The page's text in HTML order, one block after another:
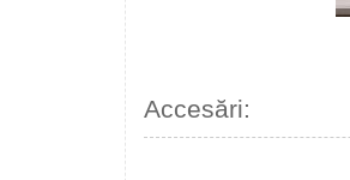
Accesări: